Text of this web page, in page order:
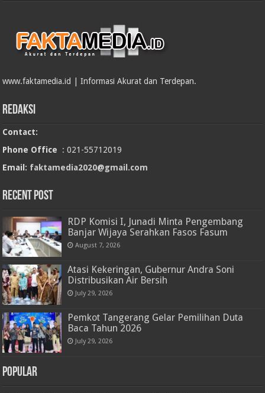
www.faktamedia.id | Informasi Akurat dan Terdepan.
Redaksi
Contact:
Phone Office : 021-55712019
Email: faktamedia2020@gmail.com
RECENT POST
RDP Komisi I, Junadi Minta Pengembang
Banjar Wijaya Serahkan Fasos Fasum
August 7, 2026
Atasi Kekeringan, Gubernur Andra Soni
Distribusikan Air Bersih
July 29, 2026
Pemkot Tangerang Gelar Pemilihan Duta
Baca Tahun 2026
July 29, 2026
POPULAR